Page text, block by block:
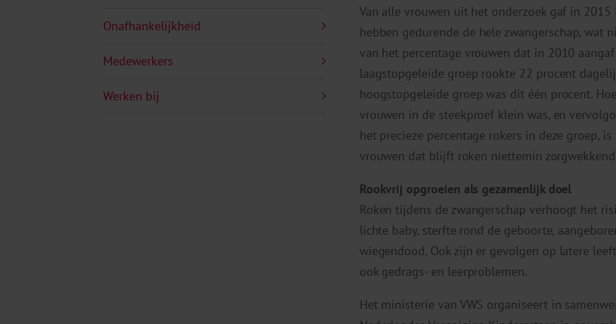
Onafhankelijkheid
Medewerkers
Werken bij
Van alle vrouwen uit het onderzoek gaf in
hebben gedurende de hele zwangerschap,
van het percentage vrouwen dat in 2010
laagstopgeleide groep rookte 22 procent
hoogstopgeleide groep was dit één procent.
vrouwen in de steekproef klein was, en
het precieze percentage rokers in deze groep,
vrouwen dat blijft roken niettemin
Rookvrij opgroeien als gezamenlijk doel
Roken tijdens de zwangerschap verhoogt het
lichte baby, sterfte rond de geboorte,
wiegendood. Ook zijn er gevolgen op latere
ook gedrags- en leerproblemen.
Het ministerie van VWS organiseert in